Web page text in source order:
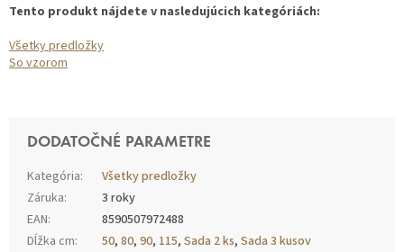
Tento produkt nájdete v nasledujúcich kategóriách:
Všetky predložky
So vzorom
DODATOČNÉ PARAMETRE
Kategória:
Všetky predložky
Záruka:
3 roky
EAN:
8590507972488
Dĺžka cm: 50, 80, 90, 115, Sada 2 ks, Sada 3 kusov